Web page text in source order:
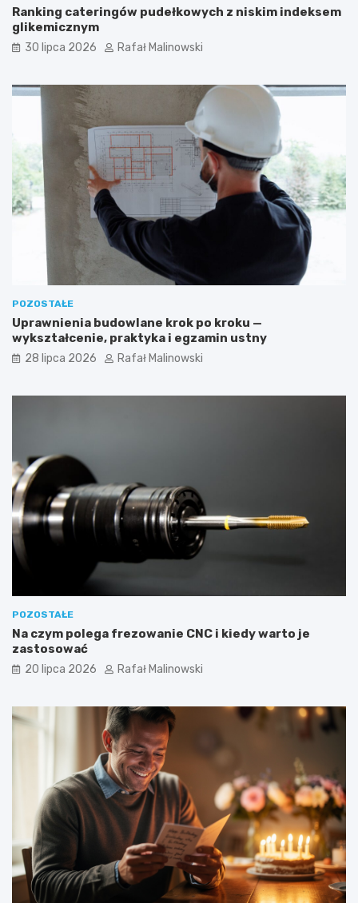
Ranking cateringów pudełkowych z niskim indeksem
glikemicznym
30 lipca 2026 Rafał Malinowski
POZOSTAŁE
Uprawnienia budowlane krok po kroku —
wykształcenie, praktyka i egzamin ustny
28 lipca 2026 Rafał Malinowski
POZOSTAŁE
Na czym polega frezowanie CNC i kiedy warto je
zastosować
20 lipca 2026 Rafał Malinowski